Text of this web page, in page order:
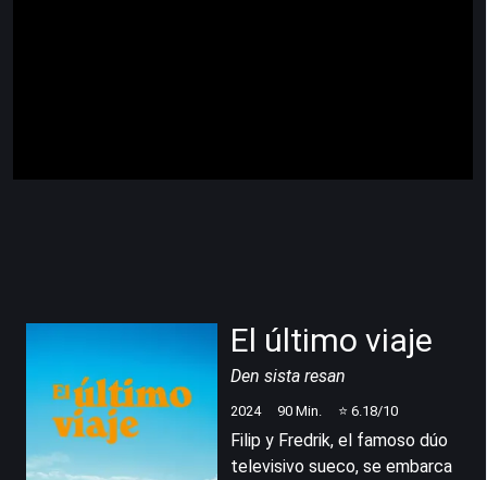
El último viaje
Den sista resan
2024 90 Min. ⭐ 6.18/10
Filip y Fredrik, el famoso dúo
televisivo sueco, se embarca